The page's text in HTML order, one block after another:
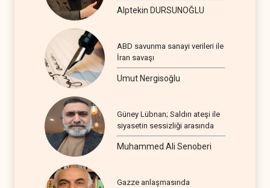
Alptekin DURSUNOĞLU
ABD savunma sanayi verileri ile
İran savaşı
Umut Nergisoğlu
Güney Lübnan; Saldırı ateşi ile
siyasetin sessizliği arasında
Muhammed Ali Senoberi
Gazze anlaşmasında